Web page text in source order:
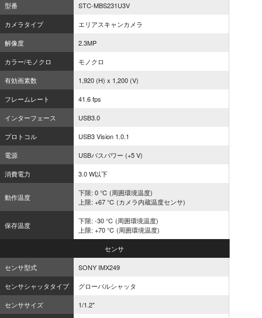
型番
STC-MBS231U3V
カメラタイプ
エリアスキャンカメラ
解像度
2.3MP
カラー/モノクロ
モノクロ
有効画素数
1,920 (H) x 1,200 (V)
フレームレート
41.6 fps
インターフェース
USB3.0
プロトコル
USB3 Vision 1.0.1
電源
USBバスパワー (+5 V)
消費電力
3.0 W以下
動作温度
下限: 0 ℃ (周囲環境温度)
上限: +67 ℃ (カメラ内蔵温度センサ)
保存温度
下限: -30 ℃ (周囲環境温度)
上限: +70 ℃ (周囲環境温度)
センサ
センサ型式
SONY IMX249
センサシャッタタイプ
グローバルシャッタ
センササイズ
1/1.2"